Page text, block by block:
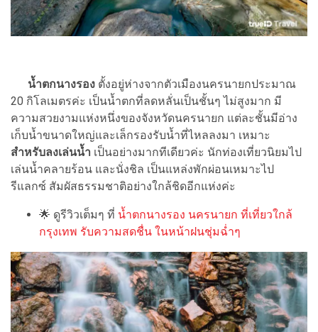
น้ำตกนางรอง ตั้งอยู่ห่างจากตัวเมืองนครนายกประมาณ
20 กิโลเมตรค่ะ เป็นน้ำตกที่ลดหลั่นเป็นชั้นๆ ไม่สูงมาก มี
ความสวยงามแห่งหนึ่งของจังหวัดนครนายก แต่ละชั้นมีอ่าง
เก็บน้ำขนาดใหญ่และเล็กรองรับน้ำที่ไหลลงมา เหมาะ
สำหรับลงเล่นน้ำ เป็นอย่างมากทีเดียวค่ะ นักท่องเที่ยวนิยมไป
เล่นน้ำคลายร้อน และนั่งชิล เป็นแหล่งพักผ่อนเหมาะไป
รีแลกซ์ สัมผัสธรรมชาติอย่างใกล้ชิดอีกแห่งค่ะ
🌟 ดูรีวิวเต็มๆ ที่ น้ำตกนางรอง นครนายก ที่เที่ยวใกล้
กรุงเทพ รับความสดชื่น ในหน้าฝนชุ่มฉ่ำๆ